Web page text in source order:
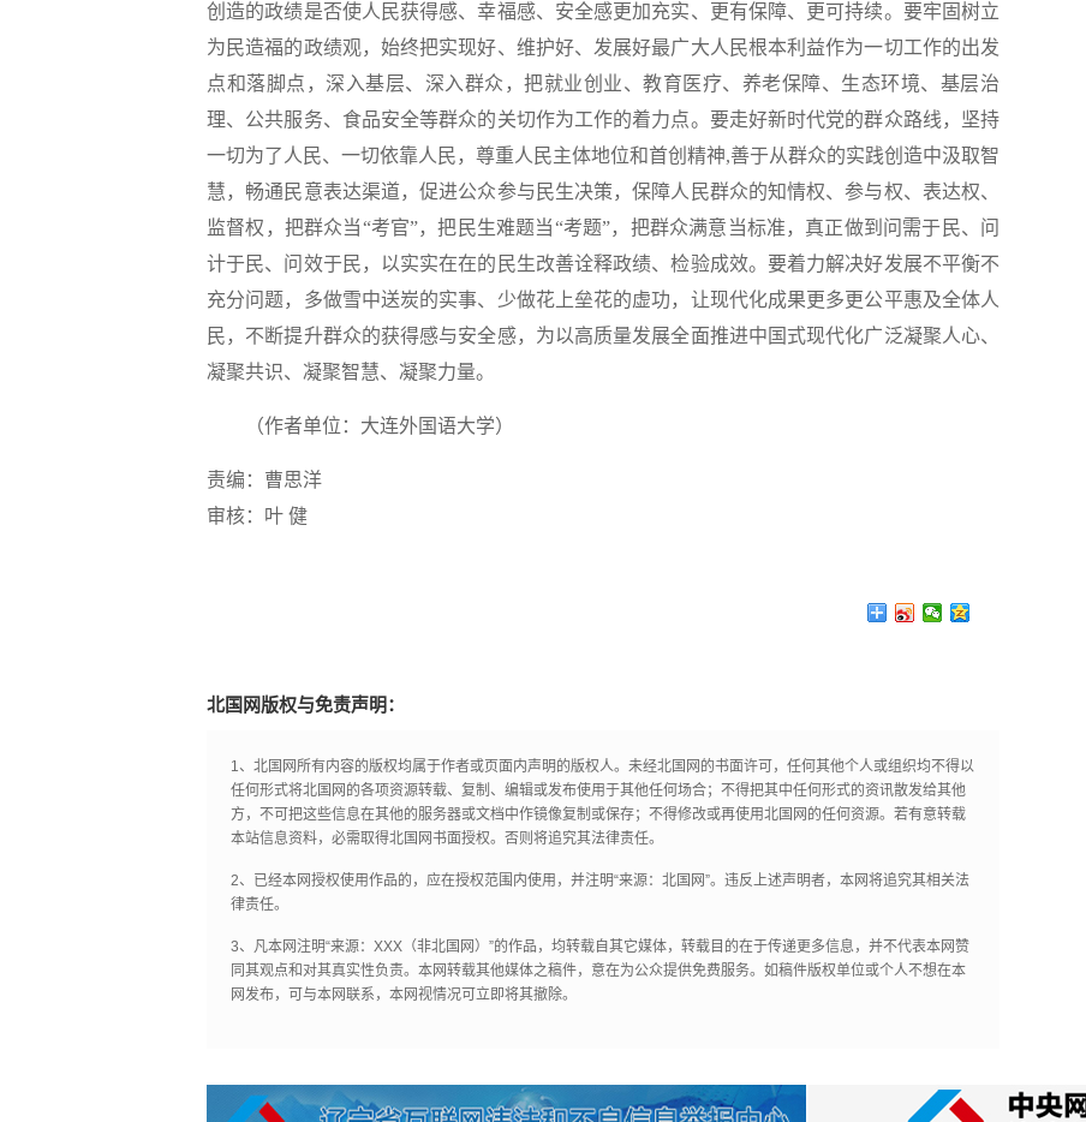
创造的政绩是否使人民获得感、幸福感、安全感更加充实、更有保障、更可持续。要牢固树立
为民造福的政绩观，始终把实现好、维护好、发展好最广大人民根本利益作为一切工作的出发
点和落脚点，深入基层、深入群众，把就业创业、教育医疗、养老保障、生态环境、基层治
理、公共服务、食品安全等群众的关切作为工作的着力点。要走好新时代党的群众路线，坚持
一切为了人民、一切依靠人民，尊重人民主体地位和首创精神,善于从群众的实践创造中汲取智
慧，畅通民意表达渠道，促进公众参与民生决策，保障人民群众的知情权、参与权、表达权、
监督权，把群众当“考官”，把民生难题当“考题”，把群众满意当标准，真正做到问需于民、问
计于民、问效于民，以实实在在的民生改善诠释政绩、检验成效。要着力解决好发展不平衡不
充分问题，多做雪中送炭的实事、少做花上垒花的虚功，让现代化成果更多更公平惠及全体人
民，不断提升群众的获得感与安全感，为以高质量发展全面推进中国式现代化广泛凝聚人心、
凝聚共识、凝聚智慧、凝聚力量。
（作者单位：大连外国语大学）
责编：曹思洋
审核：叶 健
北国网版权与免责声明：
1、北国网所有内容的版权均属于作者或页面内声明的版权人。未经北国网的书面许可，任何其他个人或组织均不得以
任何形式将北国网的各项资源转载、复制、编辑或发布使用于其他任何场合；不得把其中任何形式的资讯散发给其他
方，不可把这些信息在其他的服务器或文档中作镜像复制或保存；不得修改或再使用北国网的任何资源。若有意转载
本站信息资料，必需取得北国网书面授权。否则将追究其法律责任。
2、已经本网授权使用作品的，应在授权范围内使用，并注明“来源：北国网”。违反上述声明者，本网将追究其相关法
律责任。
3、凡本网注明“来源：XXX（非北国网）”的作品，均转载自其它媒体，转载目的在于传递更多信息，并不代表本网赞
同其观点和对其真实性负责。本网转载其他媒体之稿件，意在为公众提供免费服务。如稿件版权单位或个人不想在本
网发布，可与本网联系，本网视情况可立即将其撤除。